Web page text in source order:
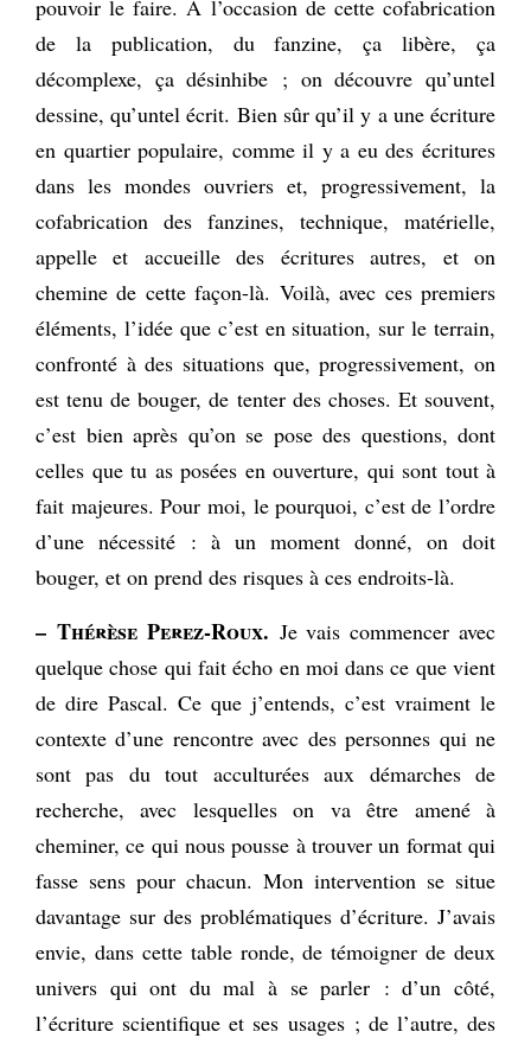
pouvoir le faire. À l’occasion de cette cofabrication
de la publication, du fanzine, ça libère, ça
décomplexe, ça désinhibe ; on découvre qu’untel
dessine, qu’untel écrit. Bien sûr qu’il y a une écriture
en quartier populaire, comme il y a eu des écritures
dans les mondes ouvriers et, progressivement, la
cofabrication des fanzines, technique, matérielle,
appelle et accueille des écritures autres, et on
chemine de cette façon-là. Voilà, avec ces premiers
éléments, l’idée que c’est en situation, sur le terrain,
confronté à des situations que, progressivement, on
est tenu de bouger, de tenter des choses. Et souvent,
c’est bien après qu’on se pose des questions, dont
celles que tu as posées en ouverture, qui sont tout à
fait majeures. Pour moi, le pourquoi, c’est de l’ordre
d’une nécessité : à un moment donné, on doit
bouger, et on prend des risques à ces endroits-là.
– Thérèse Perez-Roux. Je vais commencer avec
quelque chose qui fait écho en moi dans ce que vient
de dire Pascal. Ce que j’entends, c’est vraiment le
contexte d’une rencontre avec des personnes qui ne
sont pas du tout acculturées aux démarches de
recherche, avec lesquelles on va être amené à
cheminer, ce qui nous pousse à trouver un format qui
fasse sens pour chacun. Mon intervention se situe
davantage sur des problématiques d’écriture. J’avais
envie, dans cette table ronde, de témoigner de deux
univers qui ont du mal à se parler : d’un côté,
l’écriture scientifique et ses usages ; de l’autre, des